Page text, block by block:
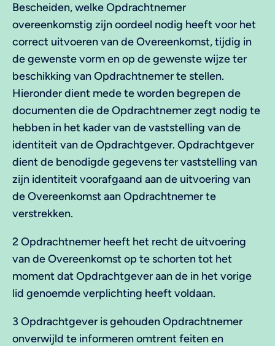
Bescheiden, welke Opdrachtnemer
overeenkomstig zijn oordeel nodig heeft voor het
correct uitvoeren van de Overeenkomst, tijdig in
de gewenste vorm en op de gewenste wijze ter
beschikking van Opdrachtnemer te stellen.
Hieronder dient mede te worden begrepen de
documenten die de Opdrachtnemer zegt nodig te
hebben in het kader van de vaststelling van de
identiteit van de Opdrachtgever. Opdrachtgever
dient de benodigde gegevens ter vaststelling van
zijn identiteit voorafgaand aan de uitvoering van
de Overeenkomst aan Opdrachtnemer te
verstrekken.
2 Opdrachtnemer heeft het recht de uitvoering
van de Overeenkomst op te schorten tot het
moment dat Opdrachtgever aan de in het vorige
lid genoemde verplichting heeft voldaan.
3 Opdrachtgever is gehouden Opdrachtnemer
onverwijld te informeren omtrent feiten en